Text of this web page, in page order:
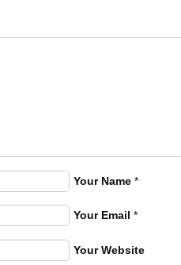
Your Name *
Your Email *
Your Website